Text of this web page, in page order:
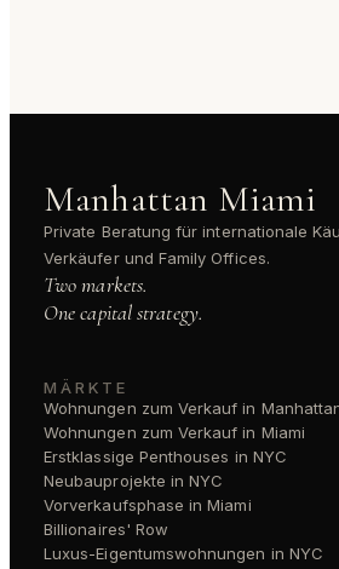
Manhattan Miami
Private Beratung für internationale
Verkäufer und Family Offices.
Two markets.
One capital strategy.
MÄRKTE
Wohnungen zum Verkauf in
Wohnungen zum Verkauf in Miami
Erstklassige Penthouses in NYC
Neubauprojekte in NYC
Vorverkaufsphase in Miami
Billionaires' Row
Luxus-Eigentumswohnungen in NYC